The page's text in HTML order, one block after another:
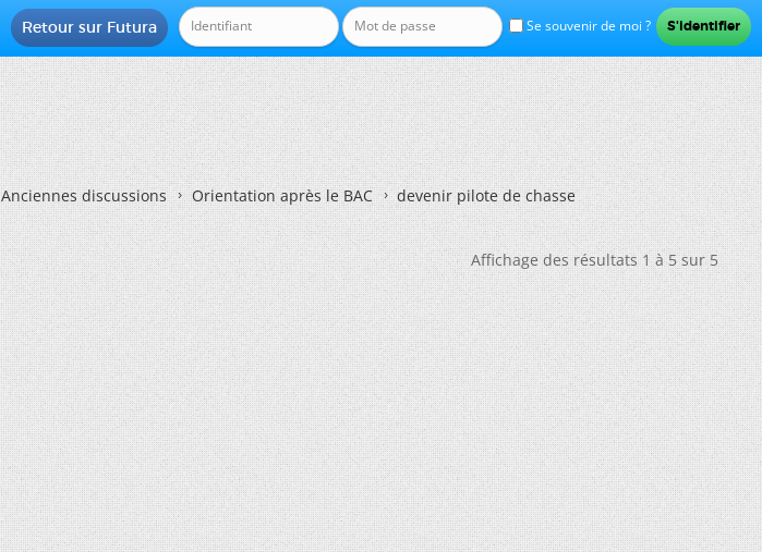
Se souvenir de moi ?
Retour sur Futura
Anciennes discussions Orientation après le BAC devenir pilote de chasse
Affichage des résultats 1 à 5 sur 5